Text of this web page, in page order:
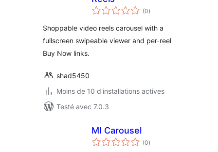
(0notes
en
)
Shoppable video reels carousel with a
fullscreen swipeable viewer and per-reel
Buy Now links.
shad5450
Moins de 10 d'installations actives
Testé avec 7.0.3
MI Carousel
(0notes
en
)